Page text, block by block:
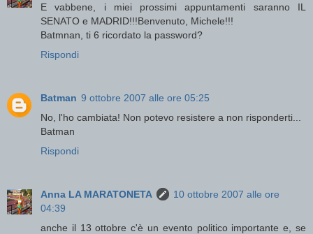
E vabbene, i miei prossimi appuntamenti saranno IL
SENATO e MADRID!!!Benvenuto, Michele!!!
Batmnan, ti 6 ricordato la password?
Rispondi
Batman 9 ottobre 2007 alle ore 05:25
No, l'ho cambiata! Non potevo resistere a non risponderti...
Batman
Rispondi
Anna LA MARATONETA
10 ottobre 2007 alle ore
04:39
anche il 13 ottobre c'è un evento politico importante e, se